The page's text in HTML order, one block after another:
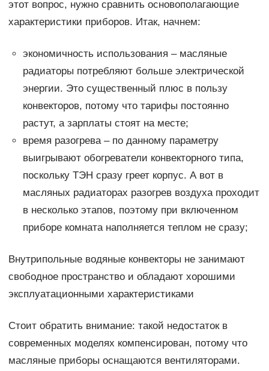
этот вопрос, нужно сравнить основополагающие
характеристики приборов. Итак, начнем:
экономичность использования – масляные
радиаторы потребляют больше электрической
энергии. Это существенный плюс в пользу
конвекторов, потому что тарифы постоянно
растут, а зарплаты стоят на месте;
время разогрева – по данному параметру
выигрывают обогреватели конвекторного типа,
поскольку ТЭН сразу греет корпус. А вот в
масляных радиаторах разогрев воздуха проходит
в несколько этапов, поэтому при включенном
приборе комната наполняется теплом не сразу;
Внутрипольные водяные конвекторы не занимают
свободное пространство и обладают хорошими
эксплуатационными характеристиками
Стоит обратить внимание: такой недостаток в
современных моделях компенсирован, потому что
масляные приборы оснащаются вентиляторами.